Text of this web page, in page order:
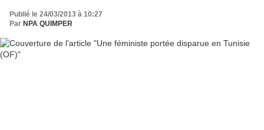
Publié le 24/03/2013 à 10:27
Par NPA QUIMPER